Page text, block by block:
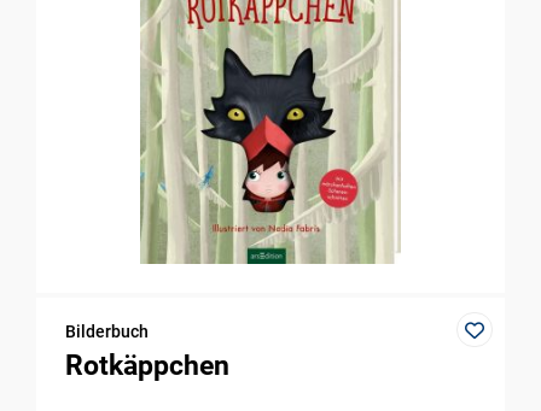
Bilderbuch
Rotkäppchen